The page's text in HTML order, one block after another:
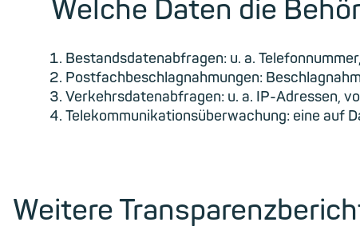
Welche Daten die
Bestandsdatenabfragen: u. a.
Postfachbeschlagnahmungen:
Verkehrsdatenabfragen: u. a. IP-Adressen,
Telekommunikationsüberwachung: eine auf
Weitere